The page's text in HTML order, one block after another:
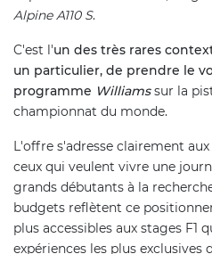
Alpine A110 S.
C'est l'un des très rares
un particulier, de prendre le
programme Williamssur la
championnat du monde.
L'offre s'adresse clairement
ceux qui veulent vivre une
grands débutants à la
budgets reflètent ce
plus accessibles aux stages F1
expériences les plus exclusives